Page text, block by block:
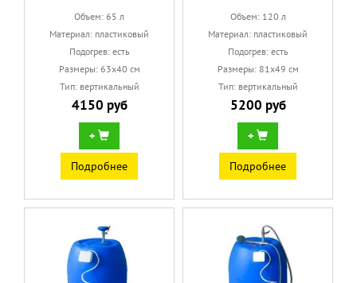
Объем: 65 л
Материал: пластиковый
Подогрев: есть
Размеры: 63х40 см
Тип: вертикальный
4150 руб
+
Подробнее
Объем: 120 л
Материал: пластиковый
Подогрев: есть
Размеры: 81х49 см
Тип: вертикальный
5200 руб
+
Подробнее